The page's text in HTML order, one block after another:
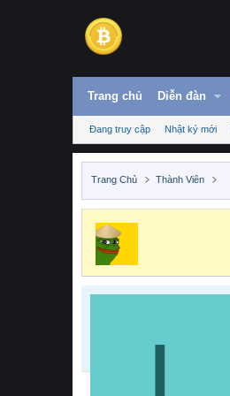
Trang chủ Diễn đàn
Đang truy cập Nhật ký mới
Trang Chủ Thành Viên